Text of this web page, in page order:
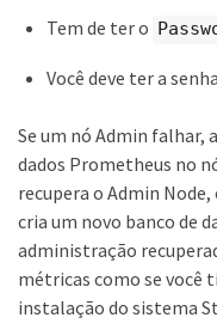
Tem de ter o
Você deve ter a
Se um nó Admin falhar,
dados Prometheus no
recupera o Admin
cria um novo banco de
administração
métricas como se você
instalação do sistema